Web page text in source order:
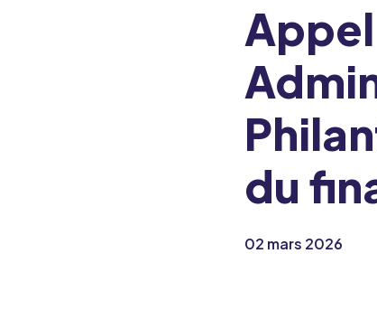
du
02 mars 2026